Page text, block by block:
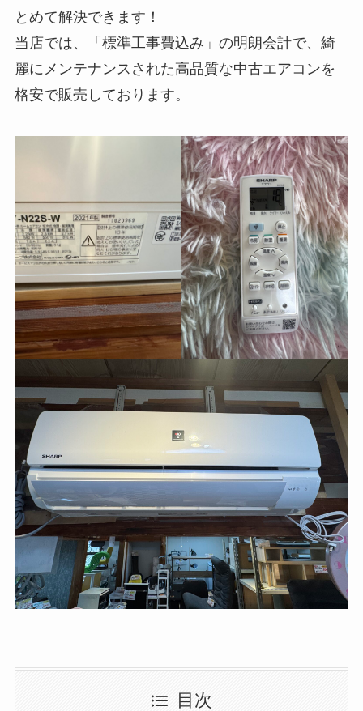
とめて解決できます！
当店では、「標準工事費込み」の明朗会計で、綺
麗にメンテナンスされた高品質な中古エアコンを
格安で販売しております。
目次